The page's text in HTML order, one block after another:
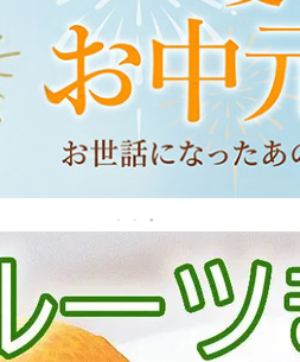
ロン・スイカ
他フルーツ
ーツトマト
会
ダーメイドフルーツセット
のおまかせセット